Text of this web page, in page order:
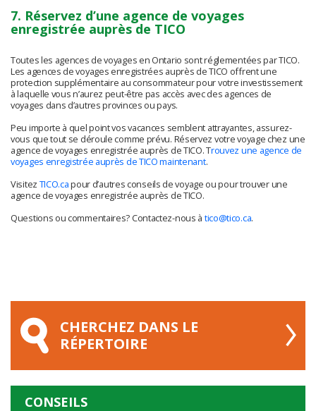
7. Réservez d’une agence de voyages
enregistrée auprès de TICO
Toutes les agences de voyages en Ontario sont réglementées par TICO.
Les agences de voyages enregistrées auprès de TICO offrent une
protection supplémentaire au consommateur pour votre investissement
à laquelle vous n’aurez peut-être pas accès avec des agences de
voyages dans d’autres provinces ou pays.
Peu importe à quel point vos vacances semblent attrayantes, assurez-
vous que tout se déroule comme prévu. Réservez votre voyage chez une
agence de voyages enregistrée auprès de TICO. Trouvez une agence de
voyages enregistrée auprès de TICO maintenant.
Visitez TICO.capour d’autres conseils de voyage ou pour trouver une
agence de voyages enregistrée auprès de TICO.
Questions ou commentaires? Contactez-nous à tico@tico.ca.
CHERCHEZ DANS LE
RÉPERTOIRE
CONSEILS